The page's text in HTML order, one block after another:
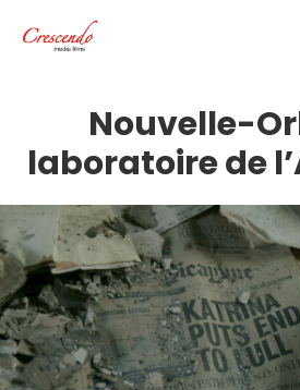
Nouvelle-
laboratoire de